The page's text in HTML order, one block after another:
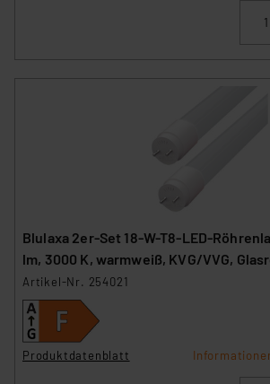
Blulaxa 2er-Set 18-W-T8-LED-
lm, 3000 K, warmweiß, KVG/VVG,
Artikel-Nr. 254021
Produktdatenblatt